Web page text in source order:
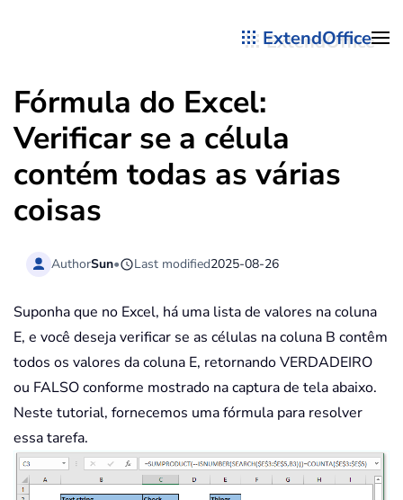
ExtendOffice
Fórmula do Excel:
Verificar se a célula
contém todas as várias
coisas
AuthorSun• Last modified2025-08-26
Suponha que no Excel, há uma lista de valores na coluna
E, e você deseja verificar se as células na coluna B contêm
todos os valores da coluna E, retornando VERDADEIRO
ou FALSO conforme mostrado na captura de tela abaixo.
Neste tutorial, fornecemos uma fórmula para resolver
essa tarefa.